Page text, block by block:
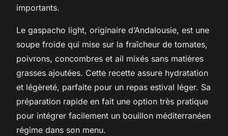
importants.
Le gaspacho light, originaire d’Andalousie, est une
soupe froide qui mise sur la fraîcheur de tomates,
poivrons, concombres et ail mixés sans matières
grasses ajoutées. Cette recette assure hydratation
et légèreté, parfaite pour un repas estival léger. Sa
préparation rapide en fait une option très pratique
pour intégrer facilement un bouillon méditerranéen
régime dans son menu.